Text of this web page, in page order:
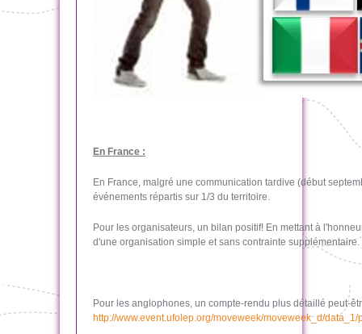
En France :
En France, malgré une communication tardive (début
événements répartis sur 1/3 du territoire.
Pour les organisateurs, un bilan positif! En mettant à
d'une organisation simple et sans contrainte supplémentaire.
Pour les anglophones, un compte-rendu plus détaillé peut-
http://www.event.ufolep.org/moveweek/moveweek_d/